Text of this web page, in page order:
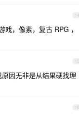
14
，像素，复古 RPG ，
15
因无非是从结果硬找理
16